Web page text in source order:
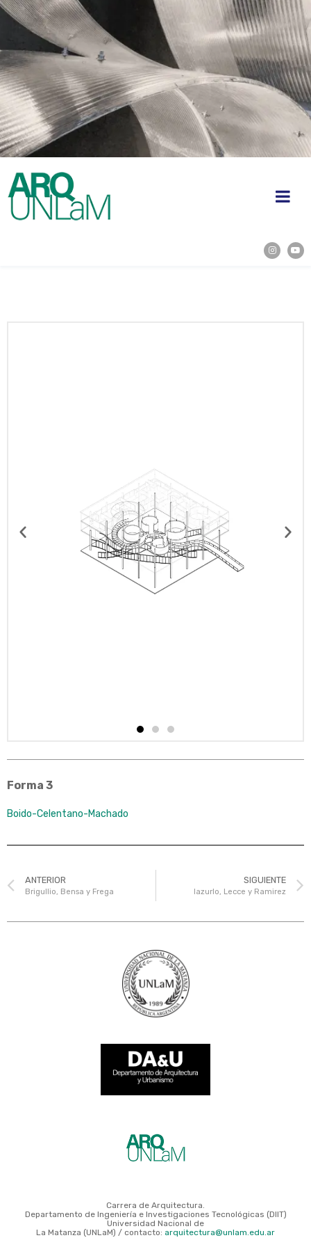
Forma 3
Boido-Celentano-Machado
ANTERIOR
Brigullio, Bensa y Frega
SIGUIENTE
Iazurlo, Lecce y Ramirez
Carrera de Arquitectura.
Departamento de Ingeniería e Investigaciones Tecnológicas (DIIT)
Universidad Nacional de
La Matanza (UNLaM) / contacto: arquitectura@unlam.edu.ar